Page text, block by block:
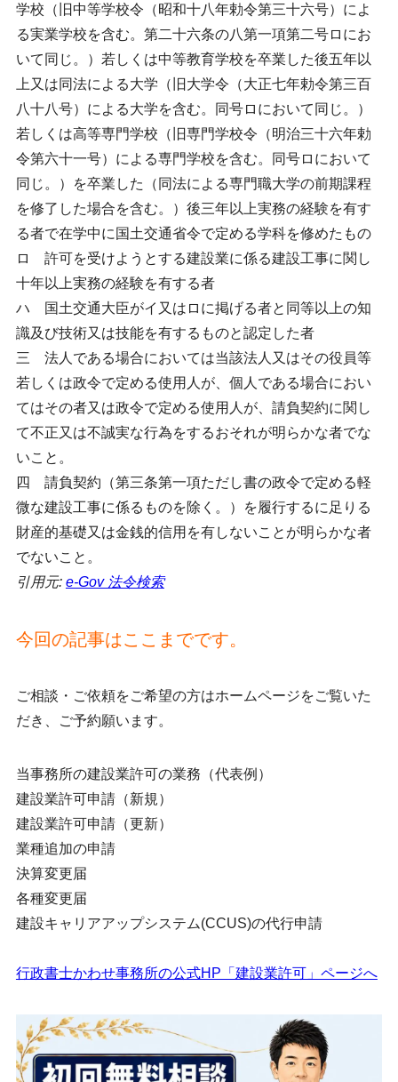
学校（旧中等学校令（昭和十八年勅令第三十六号）によ
る実業学校を含む。第二十六条の八第一項第二号ロにお
いて同じ。）若しくは中等教育学校を卒業した後五年以
上又は同法による大学（旧大学令（大正七年勅令第三百
八十八号）による大学を含む。同号ロにおいて同じ。）
若しくは高等専門学校（旧専門学校令（明治三十六年勅
令第六十一号）による専門学校を含む。同号ロにおいて
同じ。）を卒業した（同法による専門職大学の前期課程
を修了した場合を含む。）後三年以上実務の経験を有す
る者で在学中に国土交通省令で定める学科を修めたもの
ロ 許可を受けようとする建設業に係る建設工事に関し
十年以上実務の経験を有する者
ハ 国土交通大臣がイ又はロに掲げる者と同等以上の知
識及び技術又は技能を有するものと認定した者
三 法人である場合においては当該法人又はその役員等
若しくは政令で定める使用人が、個人である場合におい
てはその者又は政令で定める使用人が、請負契約に関し
て不正又は不誠実な行為をするおそれが明らかな者でな
いこと。
四 請負契約（第三条第一項ただし書の政令で定める軽
微な建設工事に係るものを除く。）を履行するに足りる
財産的基礎又は金銭的信用を有しないことが明らかな者
でないこと。
引用元: e-Gov 法令検索
今回の記事はここまでです。
ご相談・ご依頼をご希望の方はホームページをご覧いた
だき、ご予約願います。
当事務所の建設業許可の業務（代表例）
建設業許可申請（新規）
建設業許可申請（更新）
業種追加の申請
決算変更届
各種変更届
建設キャリアアップシステム(CCUS)の代行申請
行政書士かわせ事務所の公式HP「建設業許可」ページへ